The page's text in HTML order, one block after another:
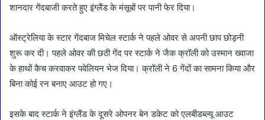
शानदार गेंदबाजी करते हुए इंग्लैंड के मंसूबों पर पानी फेर दिया।
ऑस्ट्रेलिया के स्टार गेंदबाज मिचेल स्टार्क ने पहले ओवर से अपनी छाप छोड़नी
शुरू कर दी। पहले ओवर की छठी गेंद पर स्टार्क ने जैक क्रॉली को उस्मान ख्वाजा
के हाथों कैच करवाकर पवेलियन भेज दिया। क्रॉली ने 6 गेंदों का सामना किया और
बिना कोई रन बनाए आउट हो गए।
इसके बाद स्टार्क ने इंग्लैंड के दूसरे ओपनर बेन डकेट को एलबीडब्ल्यू आउट